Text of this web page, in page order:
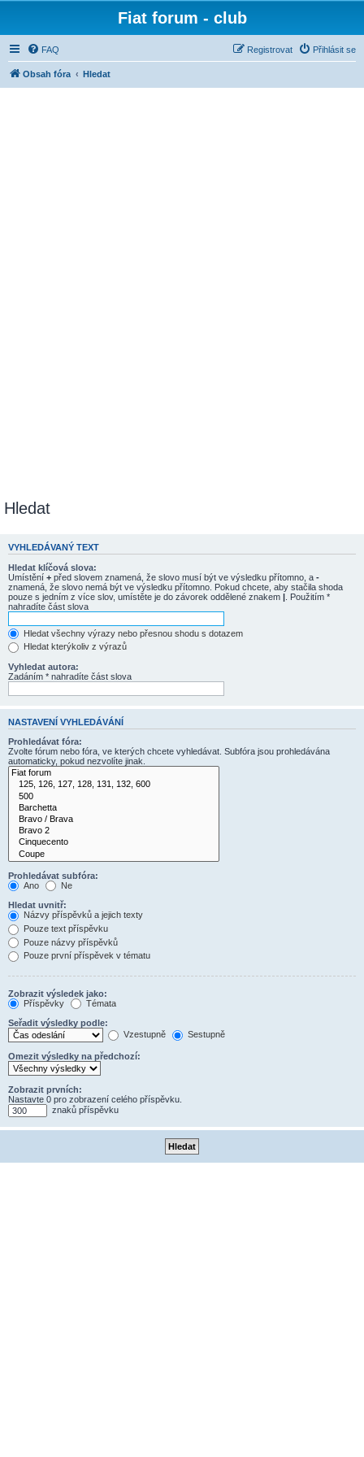
Fiat forum - club
FAQ Přihlásit se
Registrovat
Obsah fóra Hledat
Hledat
VYHLEDÁVANÝ TEXT
Hledat klíčová slova:
Umístění + před slovem znamená, že slovo musí být ve výsledku přítomno, a -
znamená, že slovo nemá být ve výsledku přítomno. Pokud chcete, aby stačila shoda
pouze s jedním z více slov, umístěte je do závorek oddělené znakem | . Použitím *
nahradíte část slova
Hledat všechny výrazy nebo přesnou shodu s dotazem
Hledat kterýkoliv z výrazů
Vyhledat autora:
Zadáním * nahradíte část slova
NASTAVENÍ VYHLEDÁVÁNÍ
Prohledávat fóra:
Zvolte fórum nebo fóra, ve kterých chcete vyhledávat. Subfóra jsou prohledávána
automaticky, pokud nezvolíte jinak.
Prohledávat subfóra:
Ano
Ne
Hledat uvnitř:
Názvy příspěvků a jejich texty
Pouze text příspěvku
Pouze názvy příspěvků
Pouze první příspěvek v tématu
Zobrazit výsledek jako:
Příspěvky
Témata
Seřadit výsledky podle:
Vzestupně
Sestupně
Omezit výsledky na předchozí:
Zobrazit prvních:
Nastavte 0 pro zobrazení celého příspěvku.
znaků příspěvku